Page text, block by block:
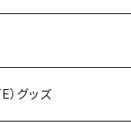
コラボ
）グッズ